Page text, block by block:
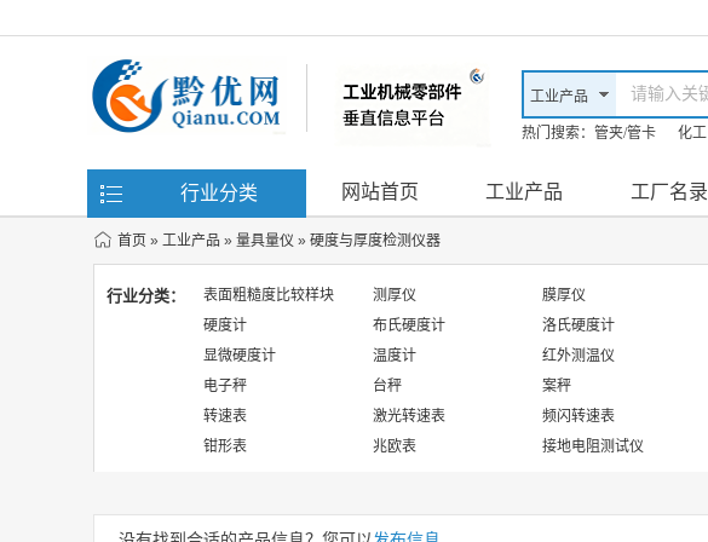
热门搜索： 管夹/管卡 化工
行业分类 网站首页 工业产品 工厂名录
首页 » 工业产品 » 量具量仪 » 硬度与厚度检测仪器
行业分类： 表面粗糙度比较样块 测厚仪 膜厚仪
硬度计
布氏硬度计 洛氏硬度计
显微硬度计
温度计 红外测温仪
电子秤
台秤 案秤
转速表
激光转速表 频闪转速表
钳形表
兆欧表 接地电阻测试仪